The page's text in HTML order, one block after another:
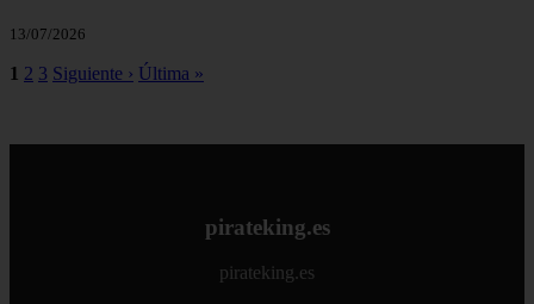
13/07/2026
1 2 3 Siguiente › Última »
pirateking.es
pirateking.es